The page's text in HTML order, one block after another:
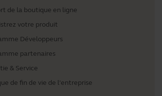
de la boutique en ligne
votre produit
Développeurs
partenaires
& Service
de fin de vie de l'entreprise